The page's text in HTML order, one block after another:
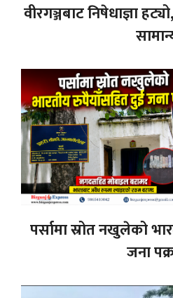
वीरगञ्जबाट निषेधाज्ञा
पर्सामा स्रोत नखुलेको
जना